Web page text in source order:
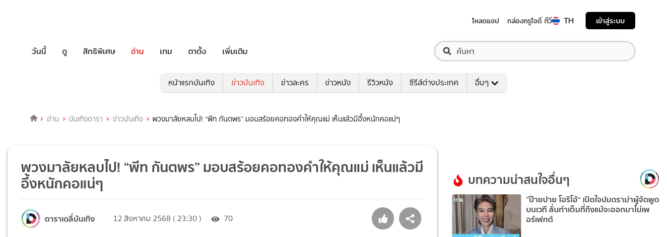
โหลดแอป กล่องทรูไอดี ทีวี TH เข้าสู่ระบบ
วันนี้ ดู สิทธิพิเศษ อ่าน เกม ตาตั้ง เพิ่มเติม
หน้าแรกบันเทิง ข่าวบันเทิง ข่าวละคร ข่าวหนัง รีวิวหนัง ซีรีส์ต่างประเทศ อื่นๆ
อ่าน บันเทิงดารา ข่าวบันเทิง พวงมาลัยหลบไป! “พีท กันตพร” มอบสร้อยคอทองคำให้คุณแม่ เห็นแล้วมีอึ้งหนักคอแน่ๆ
พวงมาลัยหลบไป! “พีท กันตพร” มอบสร้อยคอทองคำให้คุณแม่ เห็นแล้วมี
อึ้งหนักคอแน่ๆ
ดาราเดลี่บันเทิง 12 สิงหาคม 2568 ( 23:30 ) 70
บทความน่าสนใจอื่นๆ
”ป๊ายปาย โอริโอ้“ เปิดใจปมดราม่าผู้จัดพูด
บนเวที ลั่นทำเต็มที่ถึงแม้จะออกมาไม่เพ
อร์เฟกต์